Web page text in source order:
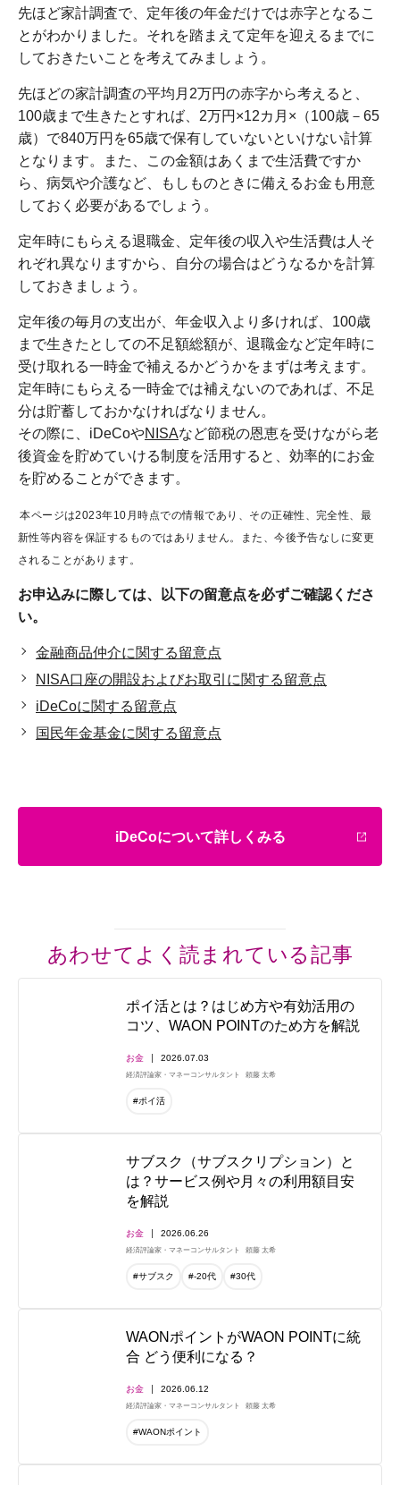
先ほど家計調査で、定年後の年金だけでは赤字となるこ
とがわかりました。それを踏まえて定年を迎えるまでに
しておきたいことを考えてみましょう。
先ほどの家計調査の平均月2万円の赤字から考えると、
100歳まで生きたとすれば、2万円×12カ月×（100歳－65
歳）で840万円を65歳で保有していないといけない計算
となります。また、この金額はあくまで生活費ですか
ら、病気や介護など、もしものときに備えるお金も用意
しておく必要があるでしょう。
定年時にもらえる退職金、定年後の収入や生活費は人そ
れぞれ異なりますから、自分の場合はどうなるかを計算
しておきましょう。
定年後の毎月の支出が、年金収入より多ければ、100歳
まで生きたとしての不足額総額が、退職金など定年時に
受け取れる一時金で補えるかどうかをまずは考えます。
定年時にもらえる一時金では補えないのであれば、不足
分は貯蓄しておかなければなりません。
その際に、iDeCoやNISAなど節税の恩恵を受けながら老
後資金を貯めていける制度を活用すると、効率的にお金
を貯めることができます。
本ページは2023年10月時点での情報であり、その正確性、完全性、最
新性等内容を保証するものではありません。また、今後予告なしに変更
されることがあります。
お申込みに際しては、以下の留意点を必ずご確認くださ
い。
金融商品仲介に関する留意点
NISA口座の開設およびお取引に関する留意点
iDeCoに関する留意点
国民年金基金に関する留意点
iDeCoについて詳しくみる
あわせてよく読まれている記事
ポイ活とは？はじめ方や有効活用の
コツ、WAON POINTのため方を解説
お金 2026.07.03
経済評論家・マネーコンサルタント 頼藤 太希
#ポイ活
サブスク（サブスクリプション）と
は？サービス例や月々の利用額目安
を解説
お金 2026.06.26
経済評論家・マネーコンサルタント 頼藤 太希
#サブスク #-20代 #30代
WAONポイントがWAON POINTに統
合 どう便利になる？
お金 2026.06.12
経済評論家・マネーコンサルタント 頼藤 太希
#WAONポイント